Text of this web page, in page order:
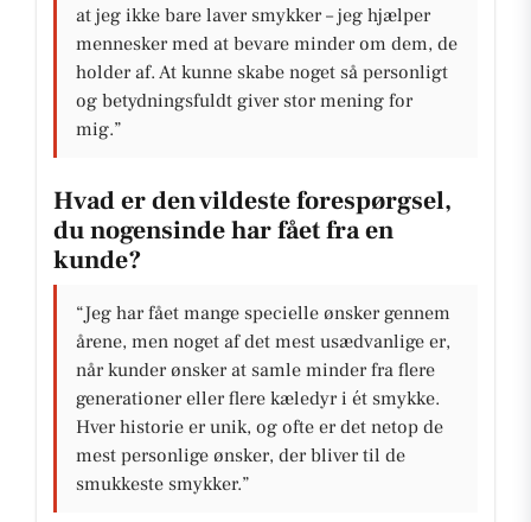
at jeg ikke bare laver smykker – jeg hjælper
mennesker med at bevare minder om dem, de
holder af. At kunne skabe noget så personligt
og betydningsfuldt giver stor mening for
mig.”
Hvad er den vildeste forespørgsel,
du nogensinde har fået fra en
kunde?
“Jeg har fået mange specielle ønsker gennem
årene, men noget af det mest usædvanlige er,
når kunder ønsker at samle minder fra flere
generationer eller flere kæledyr i ét smykke.
Hver historie er unik, og ofte er det netop de
mest personlige ønsker, der bliver til de
smukkeste smykker.”